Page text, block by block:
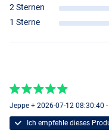
2 Sternen
1 Sterne
Jeppe + 2026-07-12 08:30:40
Ich empfehle dieses